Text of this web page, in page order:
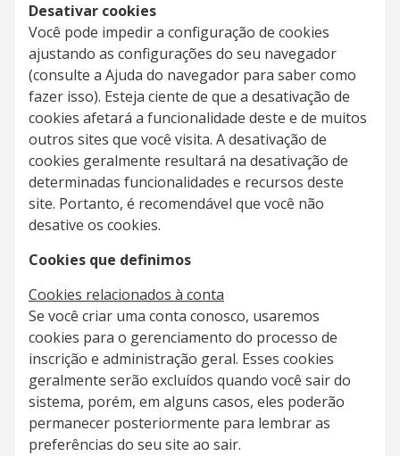
Desativar cookies
Você pode impedir a configuração de cookies
ajustando as configurações do seu navegador
(consulte a Ajuda do navegador para saber como
fazer isso). Esteja ciente de que a desativação de
cookies afetará a funcionalidade deste e de muitos
outros sites que você visita. A desativação de
cookies geralmente resultará na desativação de
determinadas funcionalidades e recursos deste
site. Portanto, é recomendável que você não
desative os cookies.
Cookies que definimos
Cookies relacionados à conta
Se você criar uma conta conosco, usaremos
cookies para o gerenciamento do processo de
inscrição e administração geral. Esses cookies
geralmente serão excluídos quando você sair do
sistema, porém, em alguns casos, eles poderão
permanecer posteriormente para lembrar as
preferências do seu site ao sair.